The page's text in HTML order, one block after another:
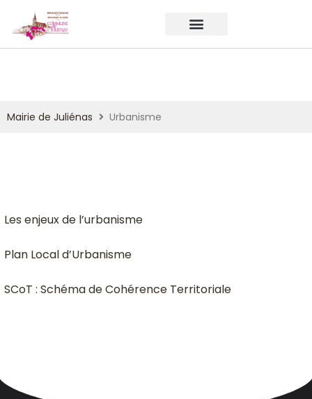
Mairie de Juliénas Urbanisme
Les enjeux de l’urbanisme
Plan Local d’Urbanisme
SCoT : Schéma de Cohérence Territoriale